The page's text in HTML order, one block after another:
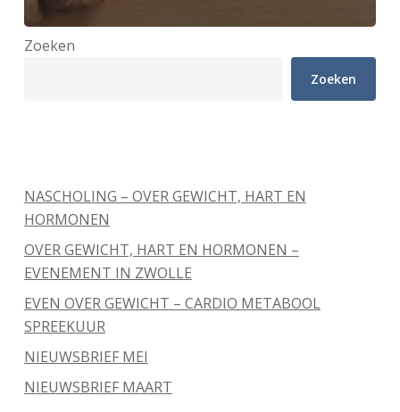
Zoeken
Zoeken
NASCHOLING – OVER GEWICHT, HART EN
HORMONEN
OVER GEWICHT, HART EN HORMONEN –
EVENEMENT IN ZWOLLE
EVEN OVER GEWICHT – CARDIO METABOOL
SPREEKUUR
NIEUWSBRIEF MEI
NIEUWSBRIEF MAART